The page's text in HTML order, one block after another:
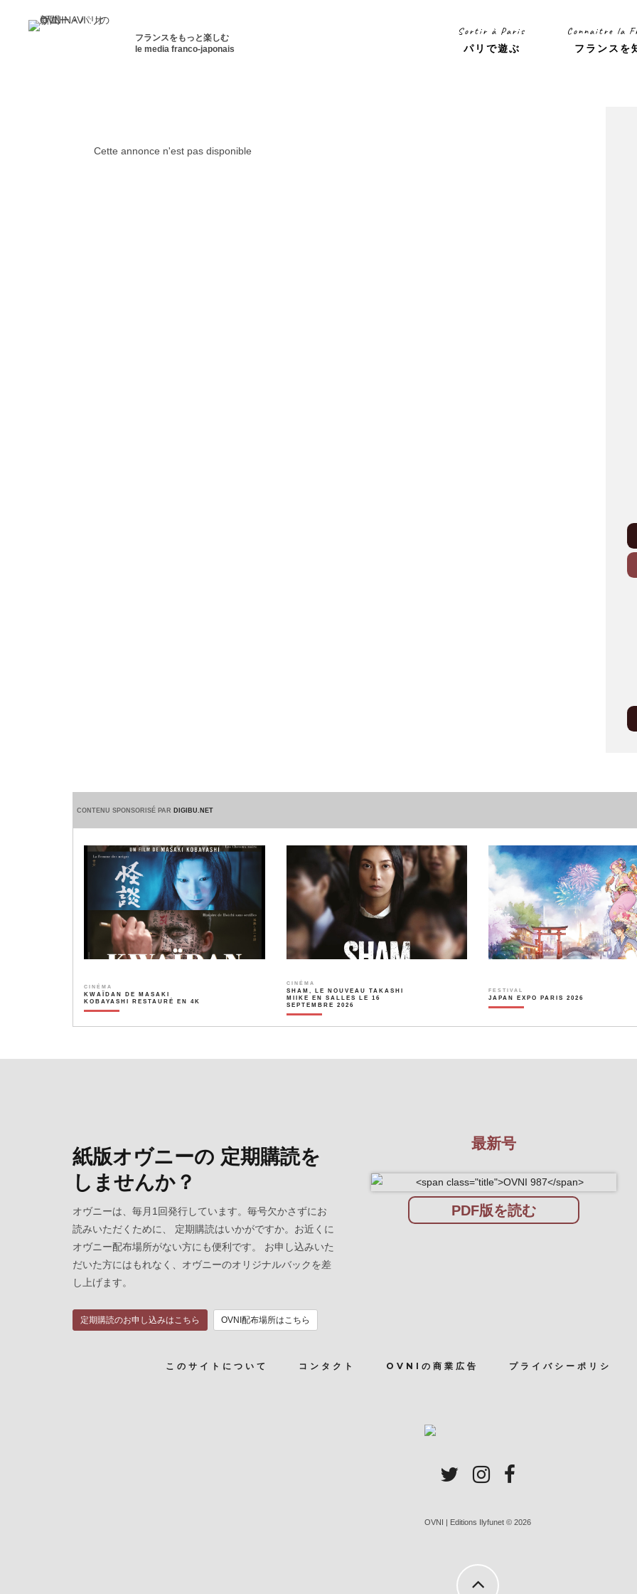
フランスをもっと楽しむ
le media franco-japonais
Sortir à Paris
パリで遊ぶ
Connaitre la
フランスを
Cette annonce n'est pas disponible
CONTENU SPONSORISÉ PAR DIGIBU.NET
CINÉMA
KWAÏDAN DE MASAKI
KOBAYASHI RESTAURÉ EN 4K
CINÉMA
SHAM, LE NOUVEAU TAKASHI
MIIKE EN SALLES LE 16
SEPTEMBRE 2026
FESTIVAL
JAPAN EXPO PARIS 2026
紙版オヴニーの 定期購読を
しませんか？
オヴニーは、毎月1回発行しています。毎号欠かさずにお
読みいただくために、 定期購読はいかがですか。お近くに
オヴニー配布場所がない方にも便利です。 お申し込みいた
だいた方にはもれなく、オヴニーのオリジナルバックを差
し上げます。
定期購読のお申し込みはこちら OVNI配布場所はこちら
最新号
PDF版を読む
このサイトについて コンタクト OVNIの商業広告 プライバシーポリシ
OVNI | Editions Ilyfunet © 2026